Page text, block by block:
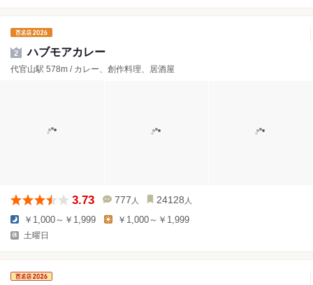
2 ハブモアカレー
代官山駅 578m / カレー、創作料理、居酒屋
3.73 777 人 24128 人
￥1,000～￥1,999 ￥1,000～￥1,999
土曜日